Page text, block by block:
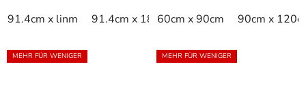
91.4cm x linm 91.4cm x 1829 cm60cm x 90cm 90cm x
MEHR FÜR WENIGER MEHR FÜR WENIGER